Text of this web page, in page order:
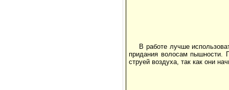
В работе лучше
придания волосам пышности.
струей воздуха, так как они